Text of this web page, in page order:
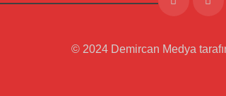
© 2024 Demircan Medya